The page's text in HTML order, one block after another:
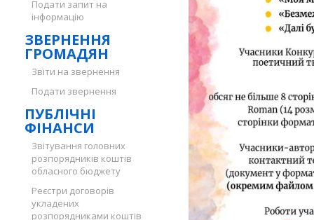
Подати запит на
інформацію
ЗВЕРНЕННЯ
ГРОМАДЯН
Звіти на звернення
Подати звернення
ПУБЛІЧНІ
ФІНАНСИ
Звітування головних
розпорядників коштів
обласного бюджету
Реєстри договорів
укладених
розпорядниками коштів